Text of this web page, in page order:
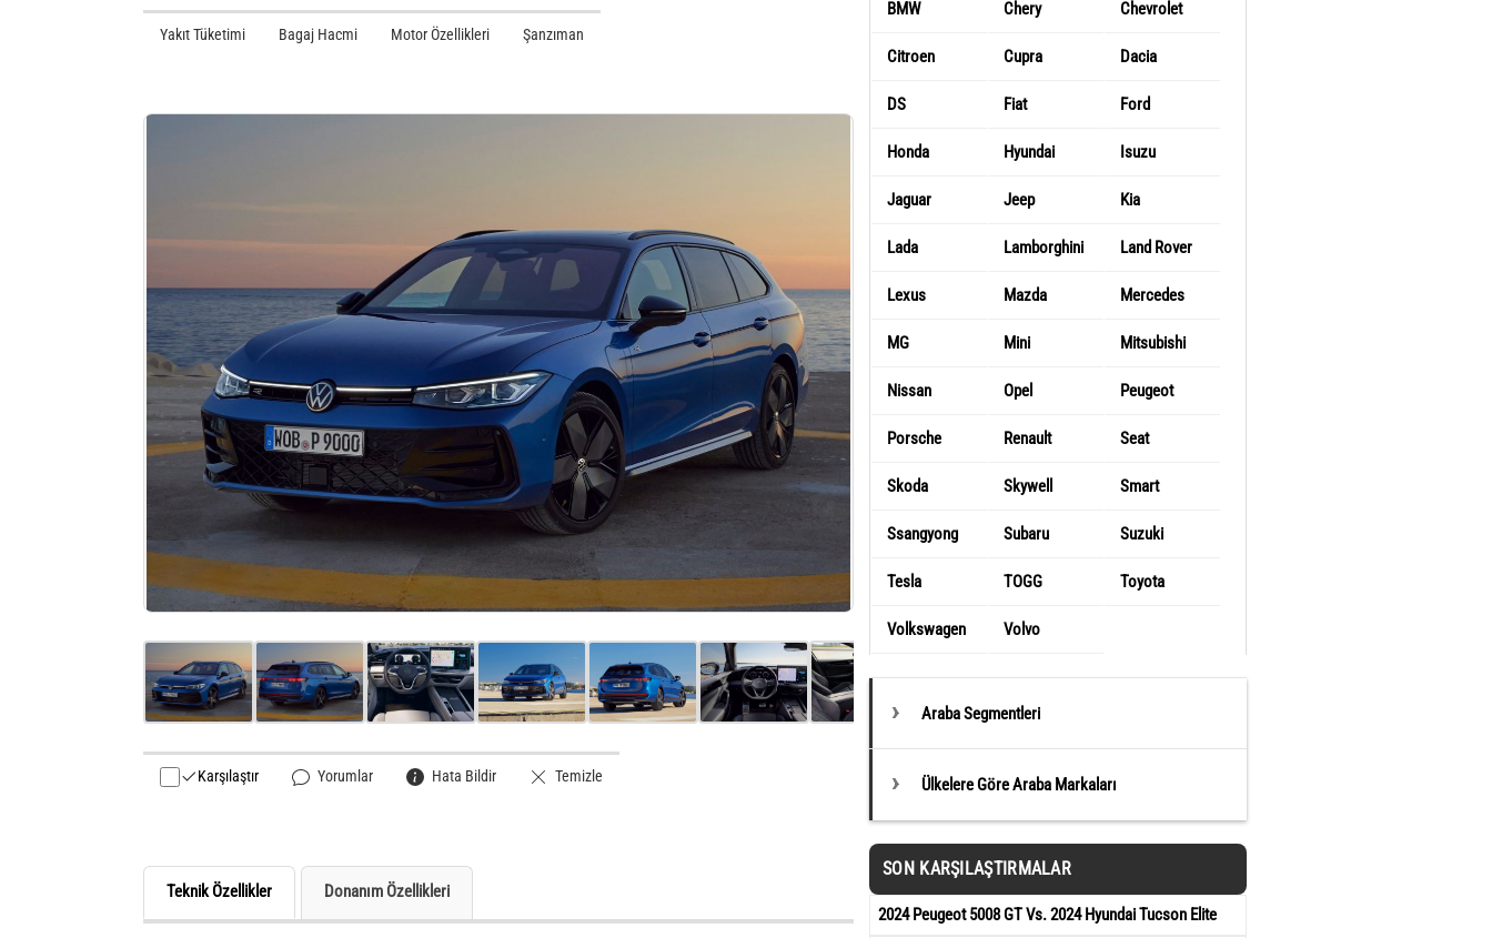
Yakıt Tüketimi Bagaj Hacmi Motor Özellikleri Şanzıman
Karşılaştır Yorumlar Hata Bildir Temizle
Teknik Özellikler Donanım Özellikleri
BMW Chery Chevrolet
Citroen Cupra Dacia
DS Fiat Ford
Honda Hyundai Isuzu
Jaguar Jeep Kia
Lada Lamborghini Land Rover
Lexus Mazda Mercedes
MG Mini Mitsubishi
Nissan Opel Peugeot
Porsche Renault Seat
Skoda Skywell Smart
Ssangyong Subaru Suzuki
Tesla TOGG Toyota
Volkswagen Volvo
Araba Segmentleri
Ülkelere Göre Araba Markaları
SON KARŞILAŞTIRMALAR
2024 Peugeot 5008 GT Vs. 2024 Hyundai Tucson Elite